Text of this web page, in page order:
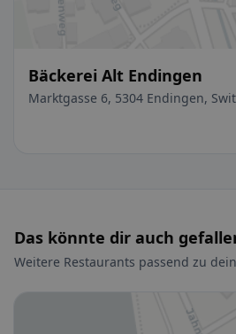
Bäckerei Alt Endingen
Marktgasse 6, 5304 Endingen,
Das könnte dir auch
Weitere Restaurants passend zu